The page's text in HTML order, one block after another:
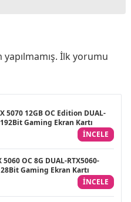
İlk yorumu
5070 12GB OC Edition DUAL-
Gaming Ekran Kartı
INCELE
5060 OC 8G DUAL-RTX5060-
Gaming Ekran Kartı
INCELE